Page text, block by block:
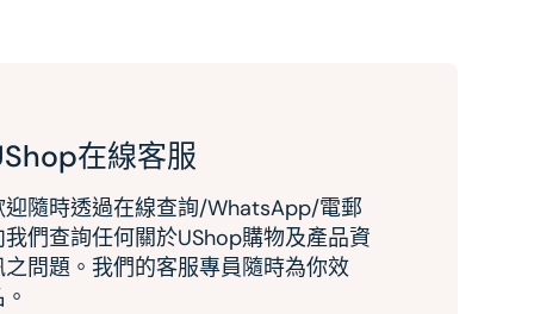
在線客服
迎隨時透過在線查詢/WhatsApp/電郵
我們查詢任何關於UShop購物及產品資
之問題。我們的客服專員隨時為你效